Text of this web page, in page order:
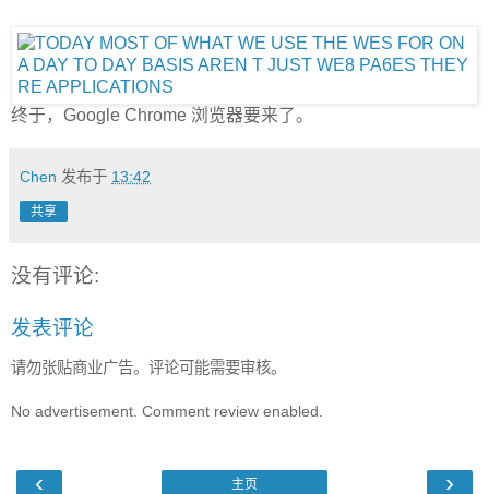
终于，Google Chrome 浏览器要来了。
Chen 发布于 13:42
共享
没有评论:
发表评论
请勿张贴商业广告。评论可能需要审核。
No advertisement. Comment review enabled.
‹ ›
主页